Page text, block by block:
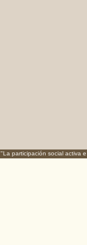
"La participación social activa